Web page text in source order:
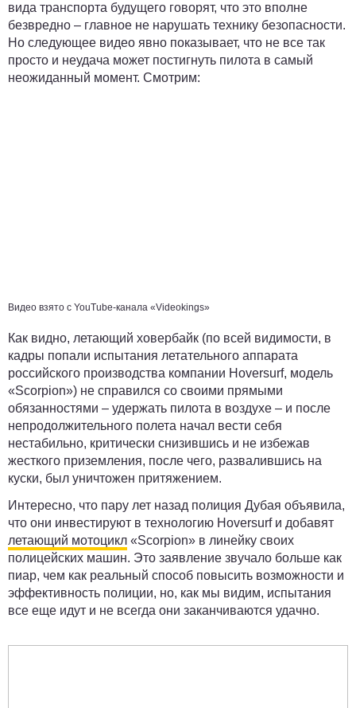
вида транспорта будущего говорят, что это вполне
безвредно – главное не нарушать технику безопасности.
Но следующее видео явно показывает, что не все так
просто и неудача может постигнуть пилота в самый
неожиданный момент. Смотрим:
Видео взято с YouTube-канала «Videokings»
Как видно, летающий ховербайк (по всей видимости, в
кадры попали испытания летательного аппарата
российского производства компании Hoversurf, модель
«Scorpion») не справился со своими прямыми
обязанностями – удержать пилота в воздухе – и после
непродолжительного полета начал вести себя
нестабильно, критически снизившись и не избежав
жесткого приземления, после чего, развалившись на
куски, был уничтожен притяжением.
Интересно, что пару лет назад полиция Дубая объявила,
что они инвестируют в технологию Hoversurf и добавят
летающий мотоцикл «Scorpion» в линейку своих
полицейских машин. Это заявление звучало больше как
пиар, чем как реальный способ повысить возможности и
эффективность полиции, но, как мы видим, испытания
все еще идут и не всегда они заканчиваются удачно.